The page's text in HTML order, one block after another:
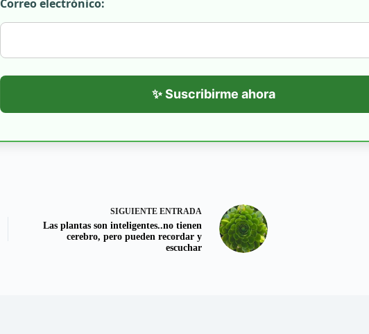
Correo electrónico:
✨ Suscribirme ahora
SIGUIENTE ENTRADA
Las plantas son inteligentes..no tienen
cerebro, pero pueden recordar y
escuchar